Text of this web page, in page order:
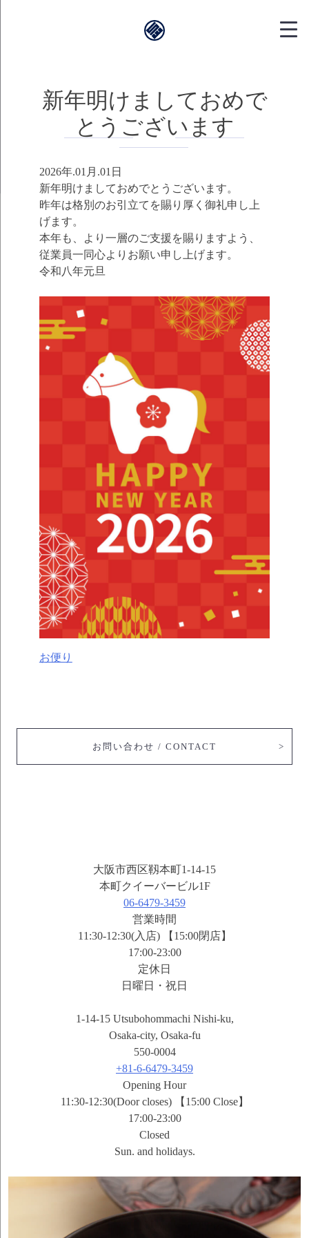
靱本町がく｜
新年明けましておめで
とうございます
2026年.01月.01日
新年明けましておめでとうございます。
昨年は格別のお引立てを賜り厚く御礼申し上
げます。
本年も、より一層のご支援を賜りますよう、
従業員一同心よりお願い申し上げます。
令和八年元旦
お便り
お問い合わせ / CONTACT
大阪市西区靱本町1-14-15
本町クイーバービル1F
06-6479-3459
営業時間
11:30-12:30(入店) 【15:00閉店】
17:00-23:00
定休日
日曜日・祝日
1-14-15 Utsubohommachi Nishi-ku,
Osaka-city, Osaka-fu
550-0004
+81-6-6479-3459
Opening Hour
11:30-12:30(Door closes) 【15:00 Close】
17:00-23:00
Closed
Sun. and holidays.